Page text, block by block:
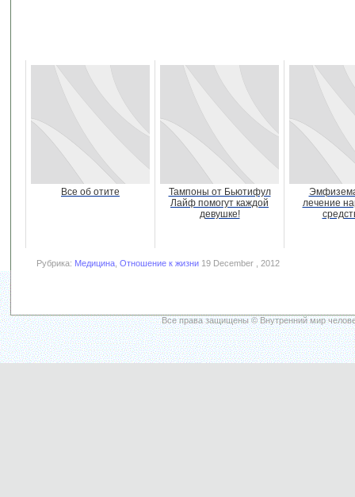
Все об отите
Тампоны от Бьютифул
Лайф помогут каждой
девушке!
лечение
Рубрика: Медицина, Отношение к жизни 19 December , 2012
Все права защищены © Внутренний мир